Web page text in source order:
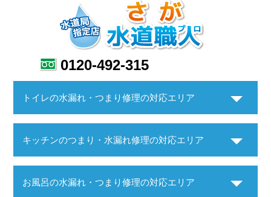
0120-492-315
トイレの水漏れ・つまり修理の対応エリア
キッチンのつまり・水漏れ修理の対応エリア
お風呂の水漏れ・つまり修理の対応エリア